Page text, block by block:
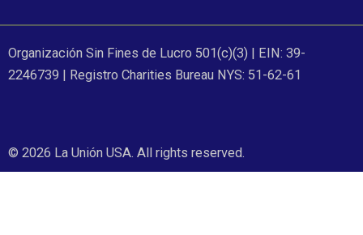
Organización Sin Fines de Lucro 501(c)(3) | EIN: 39-
2246739 | Registro Charities Bureau NYS: 51-62-61
© 2026 La Unión USA. All rights reserved.